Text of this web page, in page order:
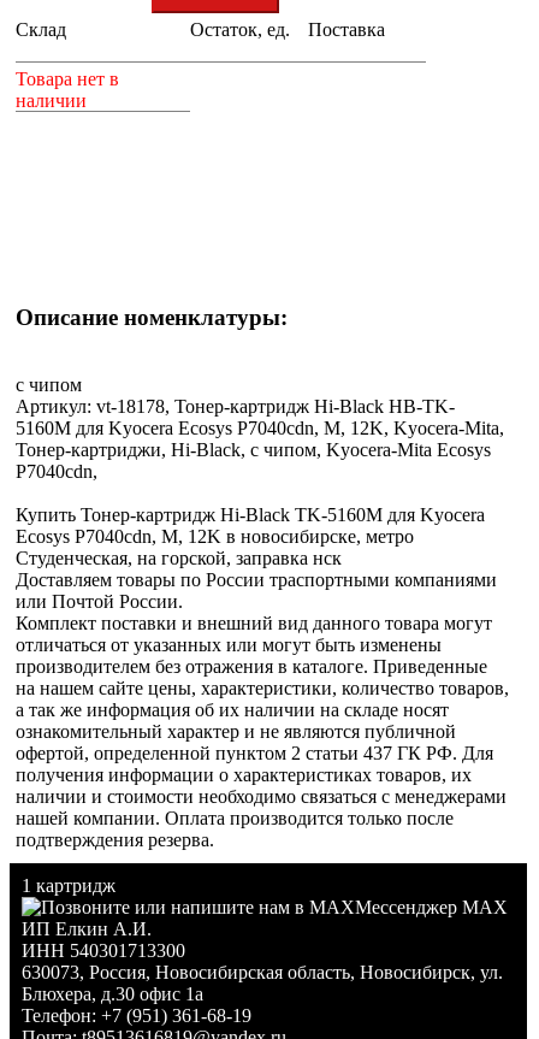
+
Склад Остаток, ед. Поставка
Товара нет в
наличии
Описание номенклатуры:
с чипом
Артикул: vt-18178, Тонер-картридж Hi-Black HB-TK-
5160M для Kyocera Ecosys P7040cdn, M, 12K, Kyocera-Mita,
Тонер-картриджи, Hi-Black, с чипом, Kyocera-Mita Ecosys
P7040cdn,
Купить Тонер-картридж Hi-Black TK-5160M для Kyocera
Ecosys P7040cdn, M, 12K в новосибирске, метро
Студенческая, на горской, заправка нск
Доставляем товары по России траспортными компаниями
или Почтой России.
Комплект поставки и внешний вид данного товара могут
отличаться от указанных или могут быть изменены
производителем без отражения в каталоге. Приведенные
на нашем сайте цены, характеристики, количество товаров,
а так же информация об их наличии на складе носят
ознакомительный характер и не являются публичной
офертой, определенной пунктом 2 статьи 437 ГК РФ. Для
получения информации о характеристиках товаров, их
наличии и стоимости необходимо связаться с менеджерами
нашей компании. Оплата производится только после
подтверждения резерва.
1 картридж
Мессенджер MAX
ИП Елкин А.И.
ИНН 540301713300
630073, Россия, Новосибирская область, Новосибирск, ул.
Блюхера, д.30 офис 1а
Телефон: +7 (951) 361-68-19